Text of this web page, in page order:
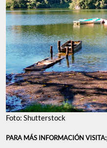
Foto: Shutterstock
PARA MÁS INFORMACIÓN VISITA: